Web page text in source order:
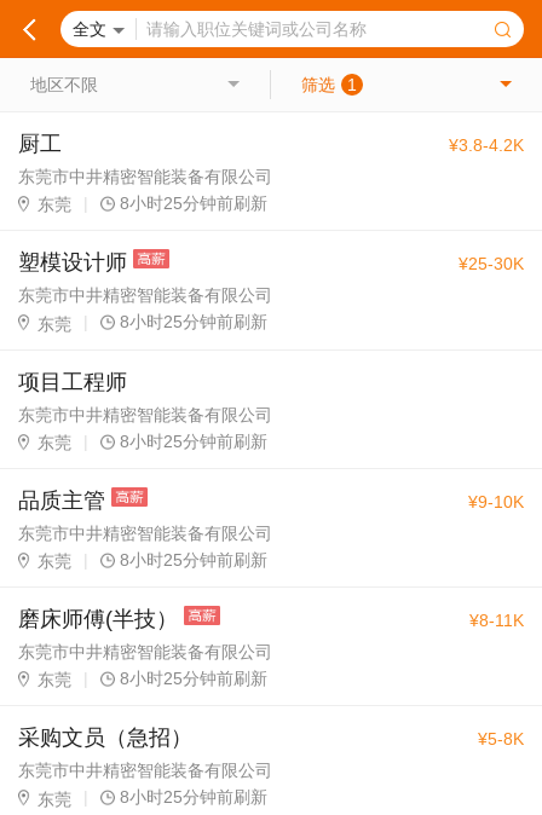
全文
地区不限 筛选 1
厨工
东莞市中井精密智能装备有限公司
东莞
| 8小时25分钟前刷新
¥3.8-4.2K
塑模设计师
东莞市中井精密智能装备有限公司
东莞
| 8小时25分钟前刷新
¥25-30K
项目工程师
东莞市中井精密智能装备有限公司
东莞
| 8小时25分钟前刷新
品质主管
东莞市中井精密智能装备有限公司
东莞
| 8小时25分钟前刷新
¥9-10K
磨床师傅(半技）
东莞市中井精密智能装备有限公司
东莞
| 8小时25分钟前刷新
¥8-11K
采购文员（急招）
东莞市中井精密智能装备有限公司
东莞
| 8小时25分钟前刷新
¥5-8K